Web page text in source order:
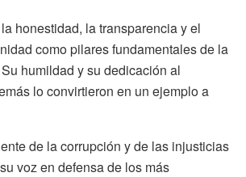
honestidad, la transparencia y el
como pilares fundamentales de la
humildad y su dedicación al
lo convirtieron en un ejemplo a
de la corrupción y de las injusticias
voz en defensa de los más